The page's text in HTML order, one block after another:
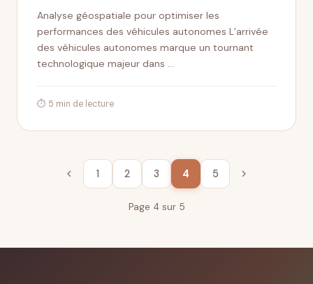
Analyse géospatiale pour optimiser les
performances des véhicules autonomes L’arrivée
des véhicules autonomes marque un tournant
technologique majeur dans …
⏱ 5 min de lecture
1 2 3 4 5
Page 4 sur 5